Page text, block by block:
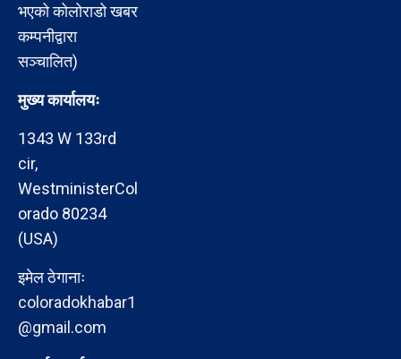
भएको कोलोराडो खबर
कम्पनीद्वारा
सञ्चालित)
मुख्य कार्यालयः
1343 W 133rd
cir,
WestministerCol
orado 80234
(USA)
इमेल ठेगानाः
coloradokhabar1
@gmail.com